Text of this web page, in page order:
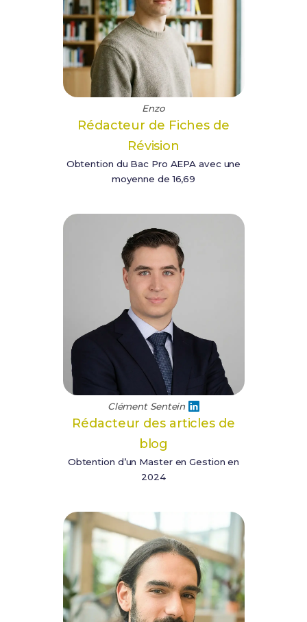
Enzo
Rédacteur de Fiches de
Révision
Obtention du Bac Pro AEPA avec une
moyenne de 16,69
Clément Sentein
Rédacteur des articles de
blog
Obtention d’un Master en Gestion en
2024